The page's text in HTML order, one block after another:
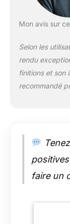
Mon avis sur
Selon les
rendu
finitions et son
recommandé
faire un